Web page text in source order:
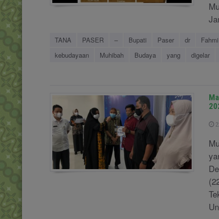
TANA PASER – Bupati Paser dr Fahmi
kebudayaan
Muhibah Budaya yang digelar